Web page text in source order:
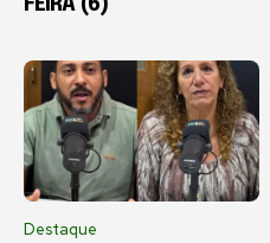
FEIRA (6)
Destaque